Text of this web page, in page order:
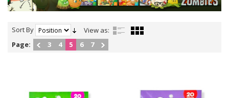
Sort By
View as:
Page:
3 4 5 6 7